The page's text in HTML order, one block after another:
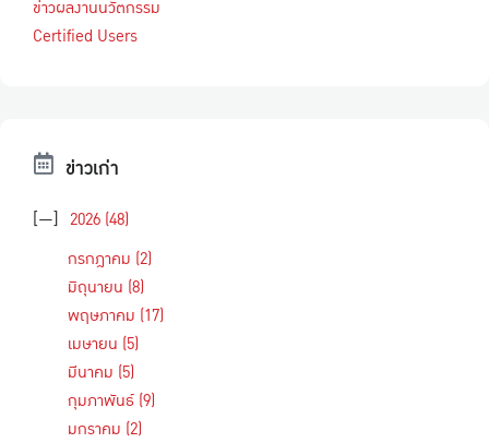
ข่าวผลงานนวัตกรรม
Certified Users
ข่าวเก่า
[—] 2026 (48)
กรกฎาคม (2)
มิถุนายน (8)
พฤษภาคม (17)
เมษายน (5)
มีนาคม (5)
กุมภาพันธ์ (9)
มกราคม (2)